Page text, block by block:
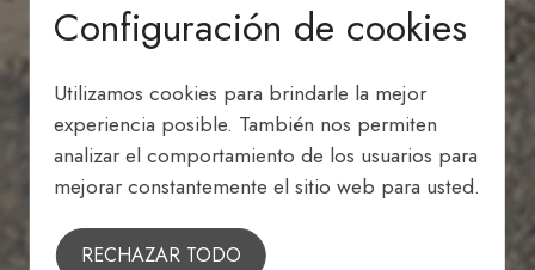
Configuración de cookies
Utilizamos cookies para brindarle la mejor
experiencia posible. También nos permiten
analizar el comportamiento de los usuarios para
mejorar constantemente el sitio web para usted.
RECHAZAR TODO